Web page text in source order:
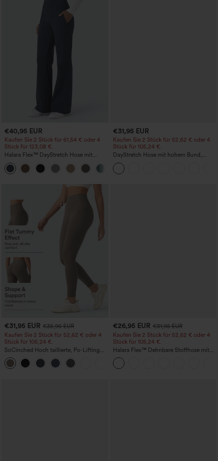
€40,95 EUR
Kaufen Sie 2 Stück für 61,54 € oder 4
Stück für 123,08 €.
Halara Flex™ DayStretch Hose mit
mittlerer Bundhöhe, seitlicher
Reißverschlusstasche und
Work‑Flare‑Schnitt
€31,95 EUR
Kaufen Sie 2 Stück für 52,62 € oder 4
Stück für 105,24 €.
DayStretch Hose mit hohem Bund,
Barrel-Leg und Taschen
€31,95 EUR €35,95 EUR
Kaufen Sie 2 Stück für 52,62 € oder 4
Stück für 105,24 €.
SoCinched Hoch taillierte, Po-Lifting
7/8-Trainingsleggings mit
Bauchkontrolle und Seitentaschen
€26,95 EUR €31,95 EUR
Kaufen Sie 2 Stück für 52,62 € oder 4
Stück für 105,24 €.
Halara Flex™ Dehnbare Stoffhose mit
hohem Bund, Waffelmuster,
Seitentaschen und weitem Bein